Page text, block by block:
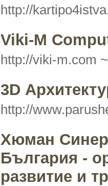
http://
Viki-M
http://viki-m.com
3D
http://
Хюман
България -
развитие и